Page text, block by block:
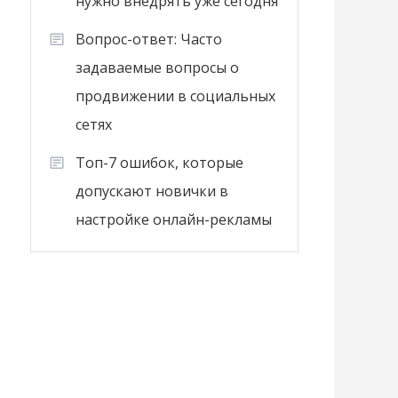
Вопрос-ответ: Часто
задаваемые вопросы о
продвижении в социальных
сетях
Топ-7 ошибок, которые
допускают новички в
настройке онлайн-рекламы